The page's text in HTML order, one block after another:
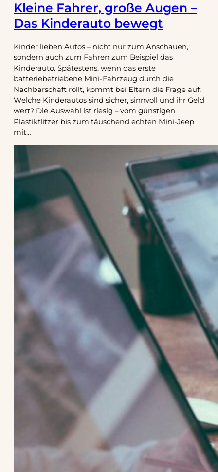
Kleine Fahrer, große Augen –
Das Kinderauto bewegt
Kinder lieben Autos – nicht nur zum Anschauen,
sondern auch zum Fahren zum Beispiel das
Kinderauto. Spätestens, wenn das erste
batteriebetriebene Mini-Fahrzeug durch die
Nachbarschaft rollt, kommt bei Eltern die Frage auf:
Welche Kinderautos sind sicher, sinnvoll und ihr Geld
wert? Die Auswahl ist riesig – vom günstigen
Plastikflitzer bis zum täuschend echten Mini-Jeep
mit…